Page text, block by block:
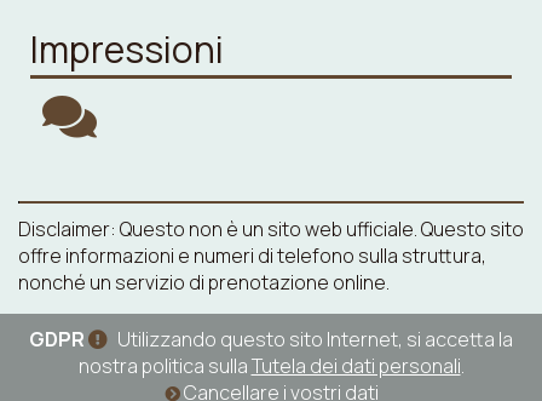
Impressioni
Disclaimer: Questo non è un sito web ufficiale. Questo sito
offre informazioni e numeri di telefono sulla struttura,
nonché un servizio di prenotazione online.
GDPR
Utilizzando questo sito Internet, si accetta la
nostra politica sullaTutela dei dati personali.
Cancellare i vostri dati